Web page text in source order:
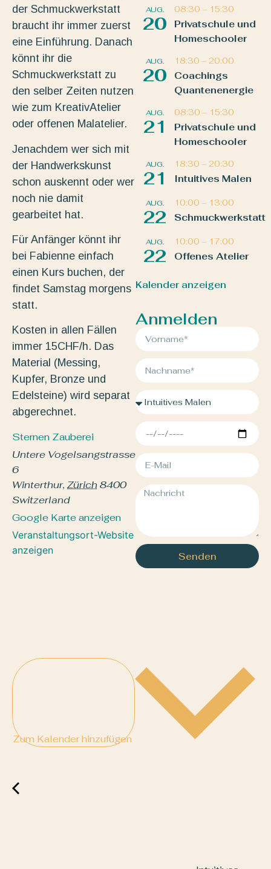
der Schmuckwerkstatt
braucht ihr immer zuerst
eine Einführung. Danach
könnt ihr die
Schmuckwerkstatt zu
den selber Zeiten nutzen
wie zum KreativAtelier
oder offenen Malatelier.
Jenachdem wer sich mit
der Handwerkskunst
schon auskennt oder wer
noch nie damit
gearbeitet hat.
Für Anfänger könnt ihr
bei Fabienne einfach
einen Kurs buchen, der
findet Samstag morgens
statt.
Kosten in allen Fällen
immer 15CHF/h. Das
Material (Messing,
Kupfer, Bronze und
Edelsteine) wird separat
abgerechnet.
Sternen Zauberei
Untere Vogelsangstrasse
6
Winterthur, Zürich8400
Switzerland
Google Karte anzeigen
Veranstaltungsort-Website
anzeigen
Zum Kalender hinzufügen
AUG.
20
08:30 – 15:30
Privatschule und
Homeschooler
AUG.
20
18:30 – 20:00
Coachings
Quantenenergie
AUG.
21
08:30 – 15:30
Privatschule und
Homeschooler
AUG.
21
18:30 – 20:30
Intuitives Malen
AUG.
22
10:00 – 13:00
Schmuckwerkstatt
AUG.
22
10:00 – 17:00
Offenes Atelier
Kalender anzeigen
Anmelden
Senden